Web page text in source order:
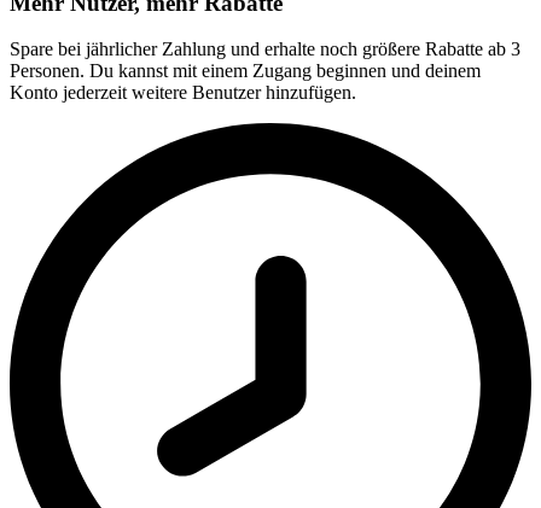
Spare bei jährlicher Zahlung und erhalte noch größere Rabatte ab 3
Personen. Du kannst mit einem Zugang beginnen und deinem
Konto jederzeit weitere Benutzer hinzufügen.